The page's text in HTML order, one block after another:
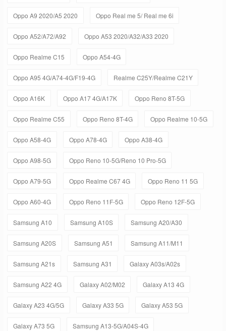
Oppo A9 2020/A5 2020 Oppo Real me 5/ Real me 6i
Oppo A52/A72/A92 Oppo A53 2020/A32/A33 2020
Oppo Realme C15 Oppo A54-4G
Oppo A95 4G/A74-4G/F19-4G Realme C25Y/Realme C21Y
Oppo A16K Oppo A17 4G/A17K Oppo Reno 8T-5G
Oppo Realme C55 Oppo Reno 8T-4G Oppo Realme 10-5G
Oppo A58-4G Oppo A78-4G Oppo A38-4G
Oppo A98-5G Oppo Reno 10-5G/Reno 10 Pro-5G
Oppo A79-5G Oppo Realme C67 4G Oppo Reno 11 5G
Oppo A60-4G Oppo Reno 11F-5G Oppo Reno 12F-5G
Samsung A10 Samsung A10S Samsung A20/A30
Samsung A20S Samsung A51 Samsung A11/M11
Samsung A21s Samsung A31 Galaxy A03s/A02s
Samsung A22 4G Galaxy A02/M02 Galaxy A13 4G
Galaxy A23 4G/5G Galaxy A33 5G Galaxy A53 5G
Galaxy A73 5G Samsung A13-5G/A04S-4G